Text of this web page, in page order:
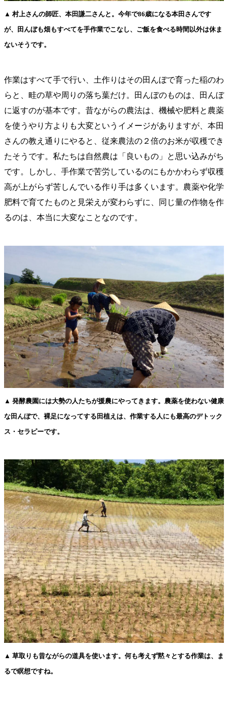
▲ 村上さんの師匠、本田謙二さんと。今年で86歳になる本田さんです
が、田んぼも畑もすべてを手作業でこなし、ご飯を食べる時間以外は休ま
ないそうです。
作業はすべて手で行い、土作りはその田んぼで育った稲のわ
らと、畦の草や周りの落ち葉だけ。田んぼのものは、田んぼ
に返すのが基本です。昔ながらの農法は、機械や肥料と農薬
を使うやり方よりも大変というイメージがありますが、本田
さんの教え通りにやると、従来農法の２倍のお米が収穫でき
たそうです。私たちは自然農は「良いもの」と思い込みがち
です。しかし、手作業で苦労しているのにもかかわらず収穫
高が上がらず苦しんでいる作り手は多くいます。農薬や化学
肥料で育てたものと見栄えが変わらずに、同じ量の作物を作
るのは、本当に大変なことなのです。
▲ 発酵農園には大勢の人たちが援農にやってきます。農薬を使わない健康
な田んぼで、裸足になってする田植えは、作業する人にも最高のデトック
ス・セラピーです。
▲ 草取りも昔ながらの道具を使います。何も考えず黙々とする作業は、ま
るで瞑想ですね。